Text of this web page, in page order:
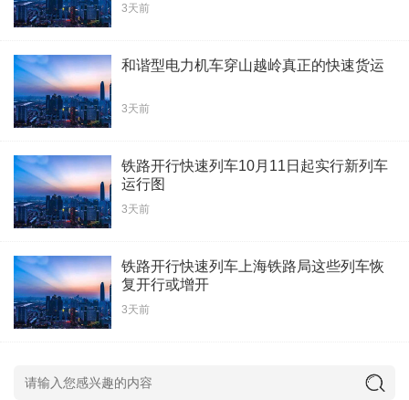
3天前
和谐型电力机车穿山越岭真正的快速货运
3天前
铁路开行快速列车10月11日起实行新列车
运行图
3天前
铁路开行快速列车上海铁路局这些列车恢
复开行或增开
3天前